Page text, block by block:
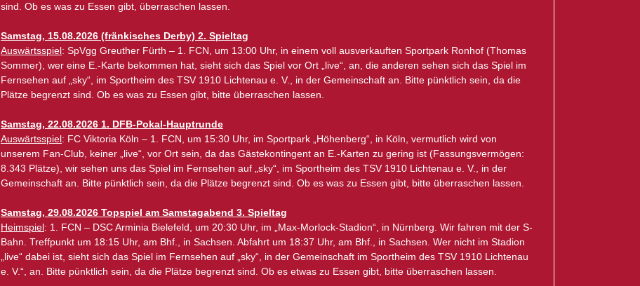
sind. Ob es was zu Essen gibt, überraschen lassen.
Samstag, 15.08.2026 (fränkisches Derby) 2. Spieltag
Auswärtsspiel: SpVgg Greuther Fürth – 1. FCN, um 13:00 Uhr, in einem voll ausverkauften Sportpark Ronhof (Thomas
Sommer), wer eine E.-Karte bekommen hat, sieht sich das Spiel vor Ort „live“, an, die anderen sehen sich das Spiel im
Fernsehen auf „sky“, im Sportheim des TSV 1910 Lichtenau e. V., in der Gemeinschaft an. Bitte pünktlich sein, da die
Plätze begrenzt sind. Ob es was zu Essen gibt, bitte überraschen lassen.
Samstag, 22.08.2026 1. DFB-Pokal-Hauptrunde
Auswärtsspiel: FC Viktoria Köln – 1. FCN, um 15:30 Uhr, im Sportpark „Höhenberg“, in Köln, vermutlich wird von
unserem Fan-Club, keiner „live“, vor Ort sein, da das Gästekontingent an E.-Karten zu gering ist (Fassungsvermögen:
8.343 Plätze), wir sehen uns das Spiel im Fernsehen auf „sky“, im Sportheim des TSV 1910 Lichtenau e. V., in der
Gemeinschaft an. Bitte pünktlich sein, da die Plätze begrenzt sind. Ob es was zu Essen gibt, bitte überraschen lassen.
Samstag, 29.08.2026 Topspiel am Samstagabend 3. Spieltag
Heimspiel: 1. FCN – DSC Arminia Bielefeld, um 20:30 Uhr, im „Max-Morlock-Stadion“, in Nürnberg. Wir fahren mit der S-
Bahn. Treffpunkt um 18:15 Uhr, am Bhf., in Sachsen. Abfahrt um 18:37 Uhr, am Bhf., in Sachsen. Wer nicht im Stadion
„live“ dabei ist, sieht sich das Spiel im Fernsehen auf „sky“, in der Gemeinschaft im Sportheim des TSV 1910 Lichtenau
e. V.“, an. Bitte pünktlich sein, da die Plätze begrenzt sind. Ob es etwas zu Essen gibt, bitte überraschen lassen.